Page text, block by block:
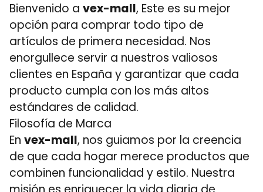
Bienvenido a vex-mall, Este es su mejor
opción para comprar todo tipo de
artículos de primera necesidad. Nos
enorgullece servir a nuestros valiosos
clientes en España y garantizar que cada
producto cumpla con los más altos
estándares de calidad.
Filosofía de Marca
En vex-mall, nos guiamos por la creencia
de que cada hogar merece productos que
combinen funcionalidad y estilo. Nuestra